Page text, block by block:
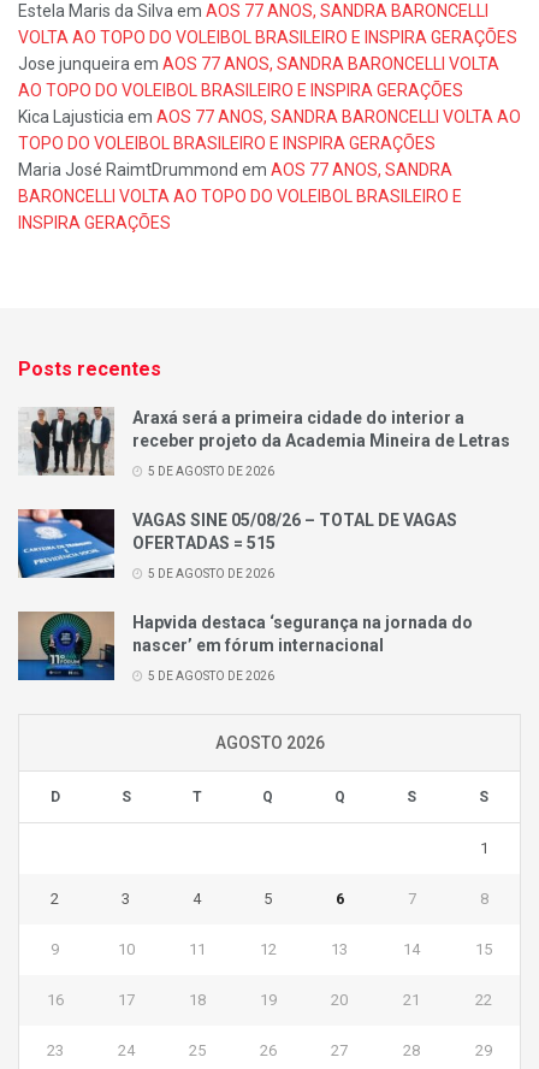
Estela Maris da Silva em AOS 77 ANOS, SANDRA BARONCELLI
VOLTA AO TOPO DO VOLEIBOL BRASILEIRO E INSPIRA GERAÇÕES
Jose junqueira em AOS 77 ANOS, SANDRA BARONCELLI VOLTA
AO TOPO DO VOLEIBOL BRASILEIRO E INSPIRA GERAÇÕES
Kica Lajusticia em AOS 77 ANOS, SANDRA BARONCELLI VOLTA AO
TOPO DO VOLEIBOL BRASILEIRO E INSPIRA GERAÇÕES
Maria José RaimtDrummond em AOS 77 ANOS, SANDRA
BARONCELLI VOLTA AO TOPO DO VOLEIBOL BRASILEIRO E
INSPIRA GERAÇÕES
Posts recentes
Araxá será a primeira cidade do interior a
receber projeto da Academia Mineira de Letras
5 DE AGOSTO DE 2026
VAGAS SINE 05/08/26 – TOTAL DE VAGAS
OFERTADAS = 515
5 DE AGOSTO DE 2026
Hapvida destaca ‘segurança na jornada do
nascer’ em fórum internacional
5 DE AGOSTO DE 2026
AGOSTO 2026
D S T Q Q S S
1
2 3 4 5 6 7 8
9 10 11 12 13 14 15
16 17 18 19 20 21 22
23 24 25 26 27 28 29